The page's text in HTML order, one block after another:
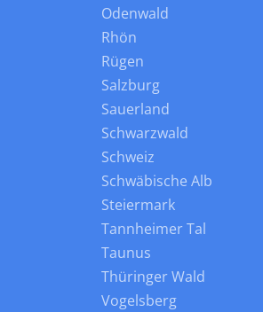
Odenwald
Rhön
Rügen
Salzburg
Sauerland
Schwarzwald
Schweiz
Schwäbische Alb
Steiermark
Tannheimer Tal
Taunus
Thüringer Wald
Vogelsberg